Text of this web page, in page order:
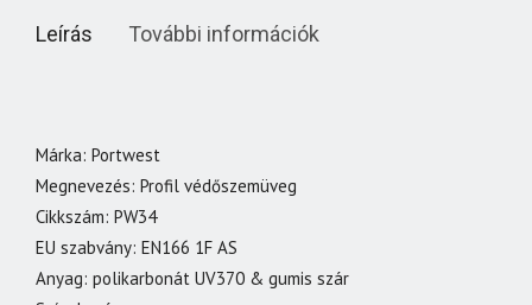
Leírás További információk
Márka: Portwest
Megnevezés: Profil védőszemüveg
Cikkszám: PW34
EU szabvány: EN166 1F AS
Anyag: polikarbonát UV370 & gumis szár